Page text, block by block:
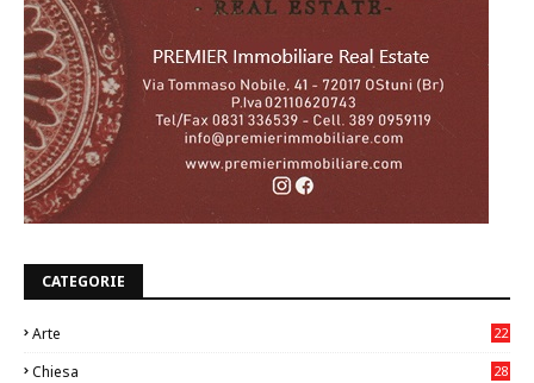
CATEGORIE
Arte
22
Chiesa
28